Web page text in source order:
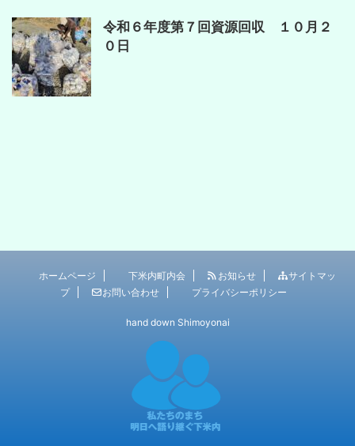
令和６年度第７回資源回収 １０月２
０日
ホームページ 下米内町内会 お知らせ
サイトマッ
プ
お問い合わせ プライバシーポリシー
hand down Shimoyonai